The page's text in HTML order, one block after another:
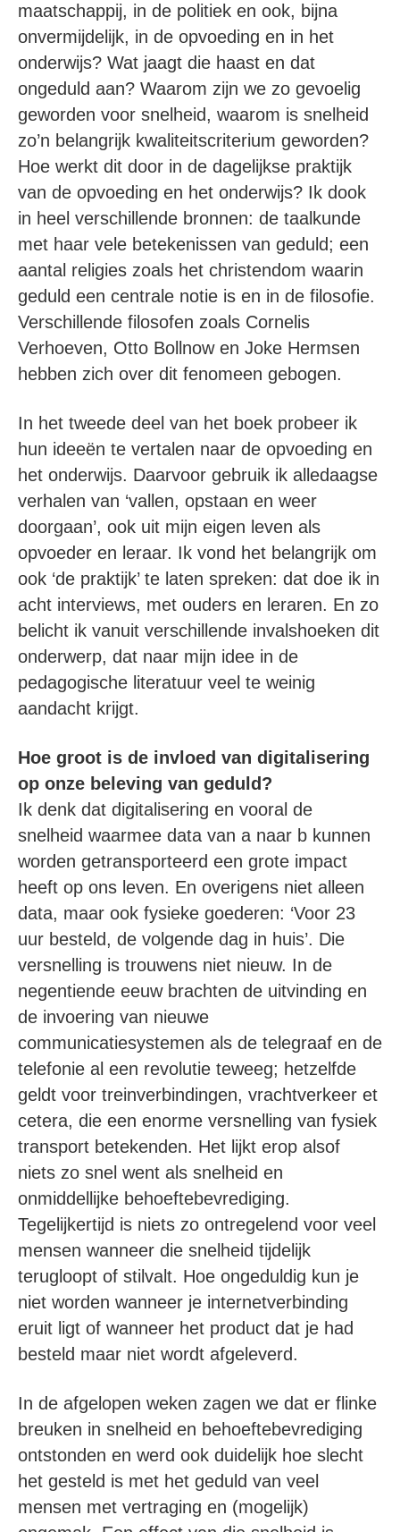
maatschappij, in de politiek en ook, bijna
onvermijdelijk, in de opvoeding en in het
onderwijs? Wat jaagt die haast en dat
ongeduld aan? Waarom zijn we zo gevoelig
geworden voor snelheid, waarom is snelheid
zo’n belangrijk kwaliteitscriterium geworden?
Hoe werkt dit door in de dagelijkse praktijk
van de opvoeding en het onderwijs? Ik dook
in heel verschillende bronnen: de taalkunde
met haar vele betekenissen van geduld; een
aantal religies zoals het christendom waarin
geduld een centrale notie is en in de filosofie.
Verschillende filosofen zoals Cornelis
Verhoeven, Otto Bollnow en Joke Hermsen
hebben zich over dit fenomeen gebogen.
In het tweede deel van het boek probeer ik
hun ideeën te vertalen naar de opvoeding en
het onderwijs. Daarvoor gebruik ik alledaagse
verhalen van ‘vallen, opstaan en weer
doorgaan’, ook uit mijn eigen leven als
opvoeder en leraar. Ik vond het belangrijk om
ook ‘de praktijk’ te laten spreken: dat doe ik in
acht interviews, met ouders en leraren. En zo
belicht ik vanuit verschillende invalshoeken dit
onderwerp, dat naar mijn idee in de
pedagogische literatuur veel te weinig
aandacht krijgt.
Hoe groot is de invloed van digitalisering
op onze beleving van geduld?
Ik denk dat digitalisering en vooral de
snelheid waarmee data van a naar b kunnen
worden getransporteerd een grote impact
heeft op ons leven. En overigens niet alleen
data, maar ook fysieke goederen: ‘Voor 23
uur besteld, de volgende dag in huis’. Die
versnelling is trouwens niet nieuw. In de
negentiende eeuw brachten de uitvinding en
de invoering van nieuwe
communicatiesystemen als de telegraaf en de
telefonie al een revolutie teweeg; hetzelfde
geldt voor treinverbindingen, vrachtverkeer et
cetera, die een enorme versnelling van fysiek
transport betekenden. Het lijkt erop alsof
niets zo snel went als snelheid en
onmiddellijke behoeftebevrediging.
Tegelijkertijd is niets zo ontregelend voor veel
mensen wanneer die snelheid tijdelijk
terugloopt of stilvalt. Hoe ongeduldig kun je
niet worden wanneer je internetverbinding
eruit ligt of wanneer het product dat je had
besteld maar niet wordt afgeleverd.
In de afgelopen weken zagen we dat er flinke
breuken in snelheid en behoeftebevrediging
ontstonden en werd ook duidelijk hoe slecht
het gesteld is met het geduld van veel
mensen met vertraging en (mogelijk)